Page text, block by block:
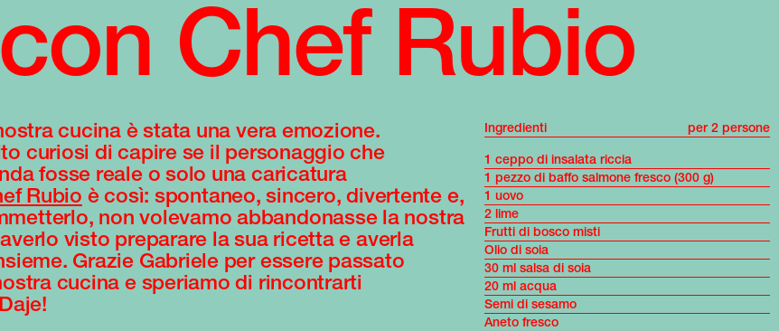
Ingredienti
per 2 persone
1 ceppo di insalata riccia
1 pezzo di baffo salmone fresco (300 g)
1 uovo
2 lime
Frutti di bosco misti
Olio di soia
30 ml salsa di soia
20 ml acqua
Semi di sesamo
Aneto fresco
Chef Rubio
cucina è stata una vera emozione.
curiosi di capire se il personaggio che
fosse reale o solo una caricatura
Rubio è così: spontaneo, sincero, divertente e,
non volevamo abbandonasse la nostra
visto preparare la sua ricetta e averla
Grazie Gabriele per essere passato
cucina e speriamo di rincontrarti